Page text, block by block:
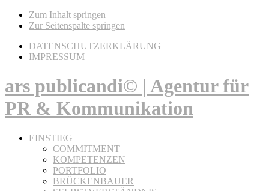
Zum Inhalt springen
Zur Seitenspalte springen
DATENSCHUTZERKLÄRUNG
IMPRESSUM
ars publicandi© | Agentur für
PR & Kommunikation
EINSTIEG
COMMITMENT
KOMPETENZEN
PORTFOLIO
BRÜCKENBAUER